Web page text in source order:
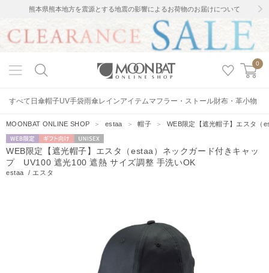
熊本県熊本地方を震源とする地震の影響によるお荷物のお届けについて
0
すべて 日傘帽子UV手袋雨傘レインアイテムマフラー・ストール財布・革小物
MOONBAT ONLINE SHOP ＞estaa ＞帽子 ＞ WEB限定【遮光帽子】エスタ（
WEB限定ギフト向
け
UNISEX
WEB限定【遮光帽子】エスタ（estaa）ネックガード付きキャッ
プ UV100 遮光100 遮熱 サイズ調整 手洗いOK
estaa / エスタ